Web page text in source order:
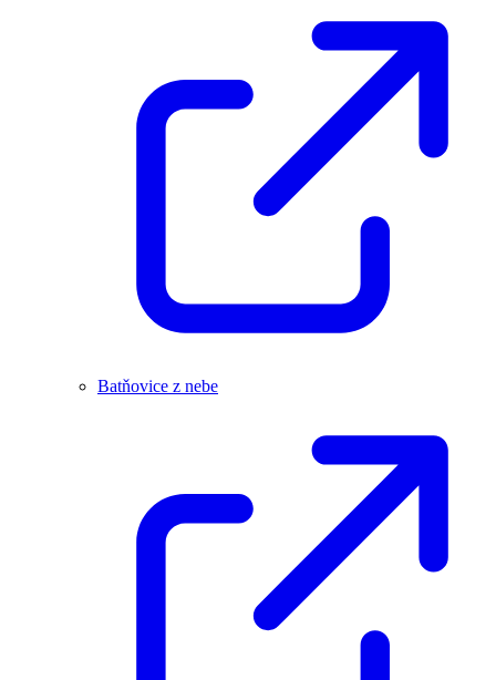
Batňovice z nebe